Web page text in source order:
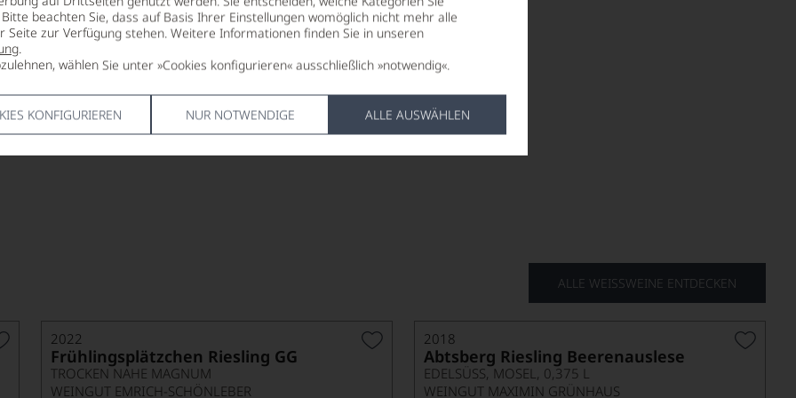
beachten Sie, dass auf Basis Ihrer Einstellungen womöglich nicht mehr alle
Seite zur Verfügung stehen. Weitere Informationen finden Sie in unseren
.
wählen Sie unter »Cookies konfigurieren« ausschließlich »notwendig«.
KONFIGURIEREN NUR NOTWENDIGE ALLE AUSWÄHLEN
2022
Frühlingsplätzchen Riesling GG
TROCKEN NAHE MAGNUM
WEINGUT EMRICH-SCHÖNLEBER
2018
Abtsberg Riesling Beerenauslese
EDELSÜSS, MOSEL, 0,375 L
WEINGUT MAXIMIN GRÜNHAUS
ALLE WEISSWEINE ENTDECKEN